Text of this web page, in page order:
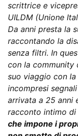
scrittrice e
UILDM (Unione
Da anni presta la
raccontando la
senza filtri. In
con la community
suo viaggio con la
incompresi
arrivata a 25 anni
racconto intimo di
che impone i